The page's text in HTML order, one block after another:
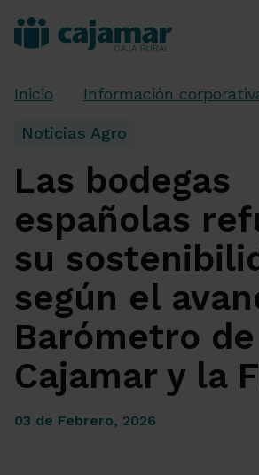
Inicio Información
Noticias Agro
Las bodegas
españolas
su
según el
Barómetro de
Cajamar y la
03 de Febrero, 2026